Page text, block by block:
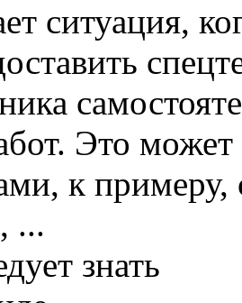
ситуация,
Это
к
...